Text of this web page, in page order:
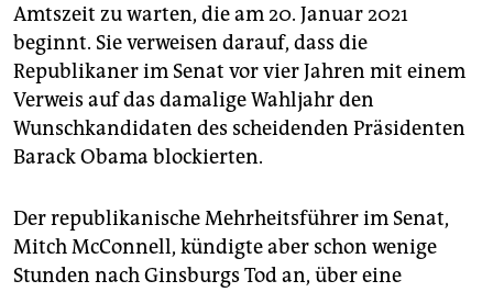
Amtszeit zu warten, die am 20. Januar 2021
beginnt. Sie verweisen darauf, dass die
Republikaner im Senat vor vier Jahren mit einem
Verweis auf das damalige Wahljahr den
Wunschkandidaten des scheidenden Präsidenten
Barack Obama blockierten.
Der republikanische Mehrheitsführer im Senat,
Mitch McConnell, kündigte aber schon wenige
Stunden nach Ginsburgs Tod an, über eine